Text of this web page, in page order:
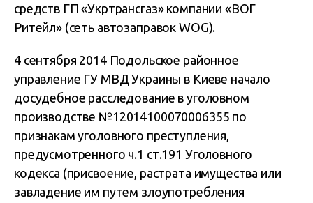
средств ГП «Укртрансгаз» компании «ВОГ
Ритейл» (сеть автозаправок WOG).
4 сентября 2014 Подольское районное
управление ГУ МВД Украины в Киеве начало
досудебное расследование в уголовном
производстве №12014100070006355 по
признакам уголовного преступления,
предусмотренного ч.1 ст.191 Уголовного
кодекса (присвоение, растрата имущества или
завладение им путем злоупотребления